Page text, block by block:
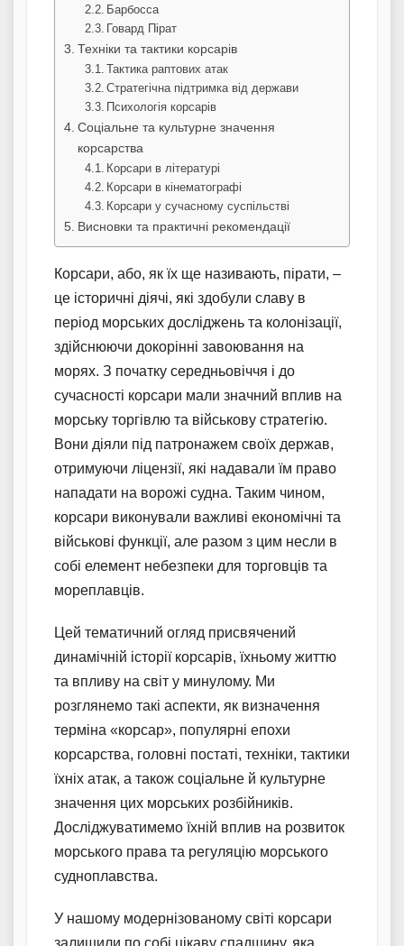
Барбосса
Говард Пірат
Техніки та тактики корсарів
Тактика раптових атак
Стратегічна підтримка від держави
Психологія корсарів
Соціальне та культурне значення
корсарства
Корсари в літературі
Корсари в кінематографі
Корсари у сучасному суспільстві
Висновки та практичні рекомендації
Корсари, або, як їх ще називають, пірати, –
це історичні діячі, які здобули славу в
період морських досліджень та колонізації,
здійснюючи докорінні завоювання на
морях. З початку середньовіччя і до
сучасності корсари мали значний вплив на
морську торгівлю та військову стратегію.
Вони діяли під патронажем своїх держав,
отримуючи ліцензії, які надавали їм право
нападати на ворожі судна. Таким чином,
корсари виконували важливі економічні та
військові функції, але разом з цим несли в
собі елемент небезпеки для торговців та
мореплавців.
Цей тематичний огляд присвячений
динамічній історії корсарів, їхньому життю
та впливу на світ у минулому. Ми
розглянемо такі аспекти, як визначення
терміна «корсар», популярні епохи
корсарства, головні постаті, техніки, тактики
їхніх атак, а також соціальне й культурне
значення цих морських розбійників.
Досліджуватимемо їхній вплив на розвиток
морського права та регуляцію морського
судноплавства.
У нашому модернізованому світі корсари
залишили по собі цікаву спадщину, яка